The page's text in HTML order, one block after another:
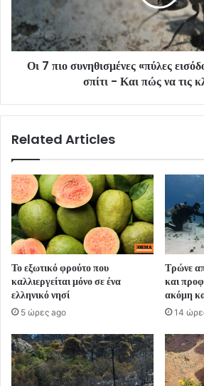
Οι 7 πιο συνηθισμένες «πύλες
σπίτι - Και πώς να τις
Related Articles
Το εξωτικό φρούτο που
καλλιεργείται μόνο σε ένα
ελληνικό νησί
5 ώρες ago
Τρώνε
και
ακόμη
14